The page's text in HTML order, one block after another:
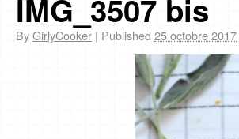
IMG_3507 bis
ByGirlyCooker | Published 25 octobre 2017